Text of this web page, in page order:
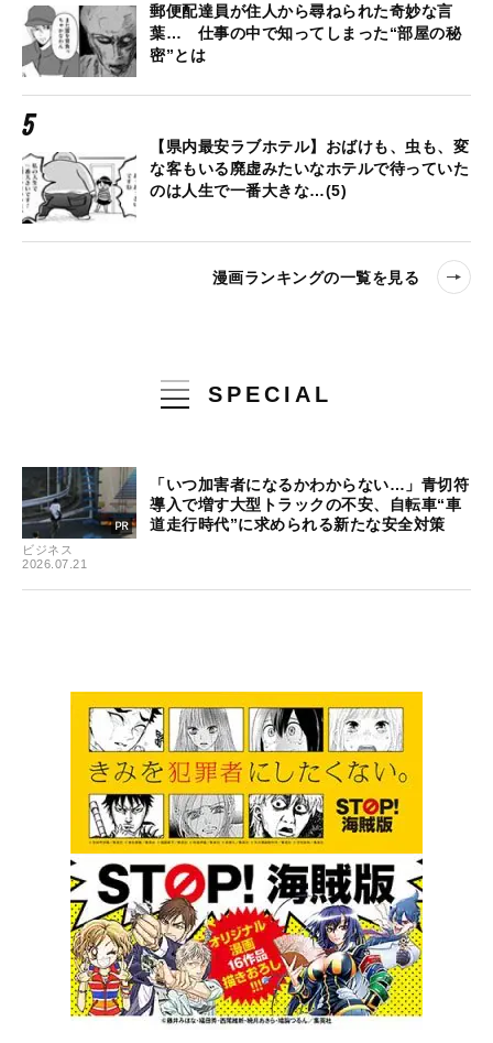
郵便配達員が住人から尋ねられた奇妙な言
葉… 仕事の中で知ってしまった“部屋の秘
密”とは
【県内最安ラブホテル】おばけも、虫も、変
な客もいる廃虚みたいなホテルで待っていた
のは人生で一番大きな…(5)
漫画ランキングの一覧を見る
SPECIAL
ビジネス
2026.07.21
「いつ加害者になるかわからない…」青切符
導入で増す大型トラックの不安、自転車“車
道走行時代”に求められる新たな安全対策